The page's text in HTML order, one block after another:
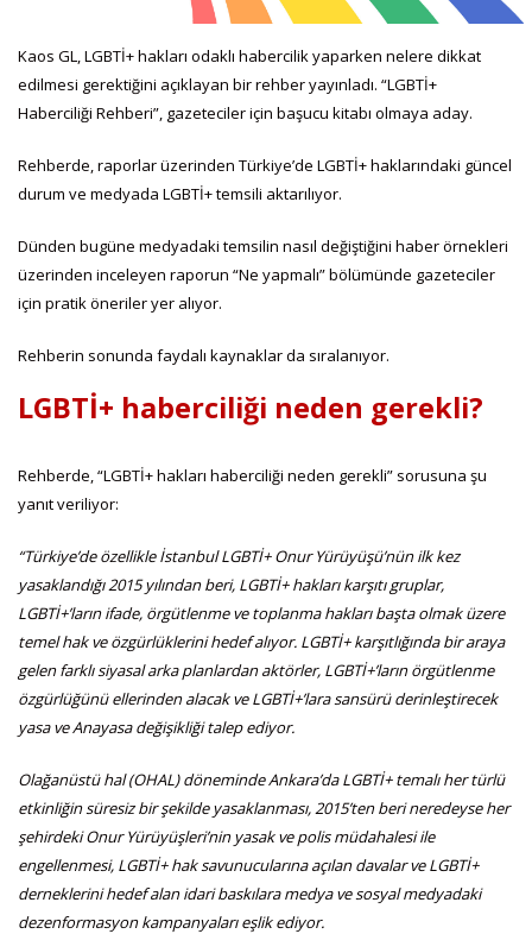
Kaos GL, LGBTİ+ hakları odaklı habercilik yaparken nelere dikkat
edilmesi gerektiğini açıklayan bir rehber yayınladı. “LGBTİ+
Haberciliği Rehberi”, gazeteciler için başucu kitabı olmaya aday.
Rehberde, raporlar üzerinden Türkiye’de LGBTİ+ haklarındaki güncel
durum ve medyada LGBTİ+ temsili aktarılıyor.
Dünden bugüne medyadaki temsilin nasıl değiştiğini haber örnekleri
üzerinden inceleyen raporun “Ne yapmalı” bölümünde gazeteciler
için pratik öneriler yer alıyor.
Rehberin sonunda faydalı kaynaklar da sıralanıyor.
LGBTİ+ haberciliği neden gerekli?
Rehberde, “LGBTİ+ hakları haberciliği neden gerekli” sorusuna şu
yanıt veriliyor:
“Türkiye’de özellikle İstanbul LGBTİ+ Onur Yürüyüşü’nün ilk kez
yasaklandığı 2015 yılından beri, LGBTİ+ hakları karşıtı gruplar,
LGBTİ+’ların ifade, örgütlenme ve toplanma hakları başta olmak üzere
temel hak ve özgürlüklerini hedef alıyor. LGBTİ+ karşıtlığında bir araya
gelen farklı siyasal arka planlardan aktörler, LGBTİ+’ların örgütlenme
özgürlüğünü ellerinden alacak ve LGBTİ+’lara sansürü derinleştirecek
yasa ve Anayasa değişikliği talep ediyor.
Olağanüstü hal (OHAL) döneminde Ankara’da LGBTİ+ temalı her türlü
etkinliğin süresiz bir şekilde yasaklanması, 2015’ten beri neredeyse her
şehirdeki Onur Yürüyüşleri’nin yasak ve polis müdahalesi ile
engellenmesi, LGBTİ+ hak savunucularına açılan davalar ve LGBTİ+
derneklerini hedef alan idari baskılara medya ve sosyal medyadaki
dezenformasyon kampanyaları eşlik ediyor.